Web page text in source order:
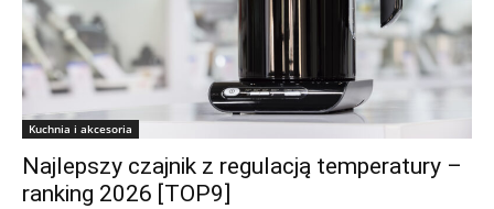
Kuchnia i akcesoria
Najlepszy czajnik z regulacją temperatury –
ranking 2026 [TOP9]